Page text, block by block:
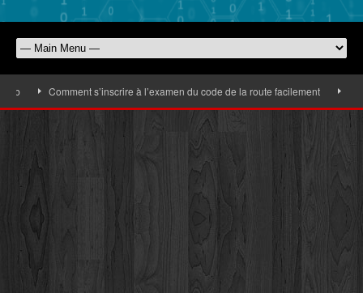
Comment s’inscrire à l’examen du code de la route facilement